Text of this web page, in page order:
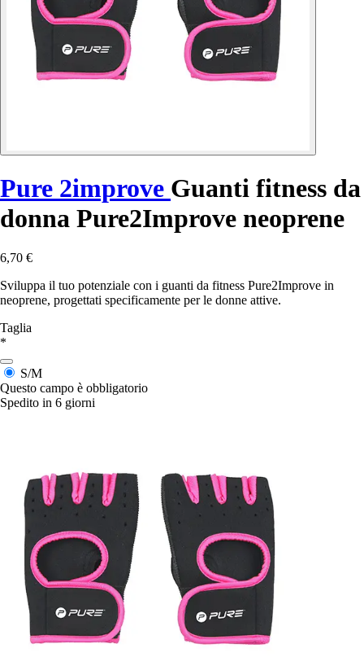
Pure 2improve Guanti fitness da
donna Pure2Improve neoprene
6,70 €
Sviluppa il tuo potenziale con i guanti da fitness Pure2Improve in
neoprene, progettati specificamente per le donne attive.
Taglia
*
S/M
Questo campo è obbligatorio
Spedito in 6 giorni